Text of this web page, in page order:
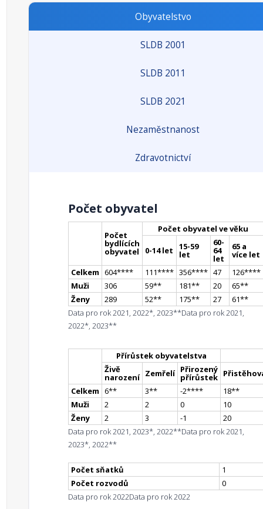
Obyvatelstvo
SLDB 2001
SLDB 2011
SLDB 2021
Nezaměstnanost
Zdravotnictví
Počet obyvatel
Počet
bydlících
obyvatel
Počet obyvatel ve věku
0-14 let 15-59
let
60-
64
let
65 a
více let
Celkem 604**** 111**** 356**** 47 126****
Muži
306 59** 181** 20 65**
Ženy
289 52** 175** 27 61**
Data pro rok 2021, 2022*, 2023**Data pro rok 2021,
2022*, 2023**
Přírůstek obyvatelstva
Živě
narození Zemřelí Přirozený
přírůstek
Celkem 6** 3** -2**** 18**
Muži
2 2 0
10
Ženy
2 3 -1
20
Data pro rok 2021, 2023*, 2022**Data pro rok 2021,
2023*, 2022**
Počet sňatků
1
Počet rozvodů
0
Data pro rok 2022Data pro rok 2022